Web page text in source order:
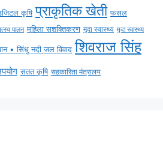
कृषि प्राकृतिक खेती फसल
पालन महिला सशक्तिकरण मृदा स्वास्थ्य मृदा स्वास्थ्य
• सिंधु नदी जल विवाद शिवराज सिंह
सतत कृषि सहकारिता मंत्रालय